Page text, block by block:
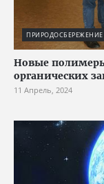
Новые
органических
11 Апрель, 2024